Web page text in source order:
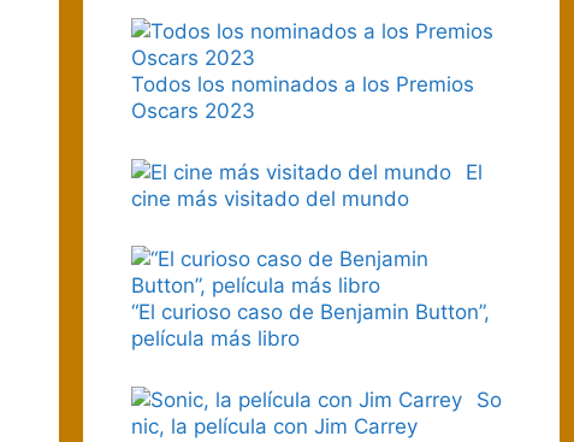
Todos los nominados a los Premios
Oscars 2023
El
cine más visitado del mundo
“El curioso caso de Benjamin Button”,
película más libro
So
nic, la película con Jim Carrey